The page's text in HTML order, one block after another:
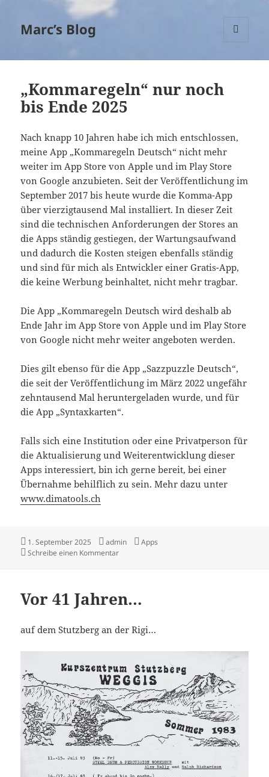
Marc’s Blog
„Kommaregeln“ nur noch
bis Ende 2025
Nach knapp 10 Jahren habe ich mich entschlossen,
meine App „Kommaregeln Deutsch“ nicht mehr
weiter im App Store von Apple und im Play Store
von Google anzubieten. Seit der Veröffentlichung im
September 2017 bis heute wurde die Komma-App
über vierzigtausend Mal installiert. In dieser Zeit
sind die technischen Anforderungen der Stores an
die Apps ständig gestiegen, der Wartungsaufwand
und dadurch die Kosten steigen ebenfalls ständig
und sind für mich als Entwickler einer Gratis-App,
die keine Werbung beinhaltet, nicht mehr tragbar.
Die App „Kommaregeln Deutsch wird deshalb ab
Ende Jahr im App Store von Apple und im Play Store
von Google nicht mehr weiter angeboten werden.
Dies gilt ebenso für die App „Sazzpuzzle Deutsch“,
die seit der Veröffentlichung im März 2022 ungefähr
zehntausend Mal heruntergeladen wurde, und für
die App „Syntaxkarten“.
Falls sich eine Institution oder eine Privatperson für
die Aktualisierung und Weiterentwicklung dieser
Apps interessiert, bin ich gerne bereit, bei einer
Übernahme behilflich zu sein. Mehr dazu unter
www.dimatools.ch
Veröffentlicht
am
1. September 2025 Autor
admin Kategorien
Apps
Schreibe einen Kommentarzu „Kommaregeln“ nur noch bis Ende 2025
Vor 41 Jahren…
auf dem Stutzberg an der Rigi…